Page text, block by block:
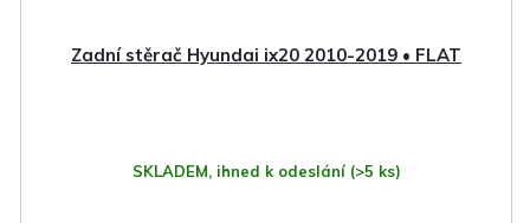
Zadní stěrač Hyundai ix20 2010-2019 • FLAT
SKLADEM, ihned k odeslání (>5 ks)